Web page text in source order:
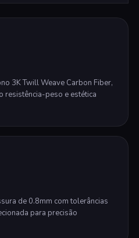
3K Twill Weave Carbon Fiber,
resistência-peso e estética
de 0.8mm com tolerâncias
para precisão